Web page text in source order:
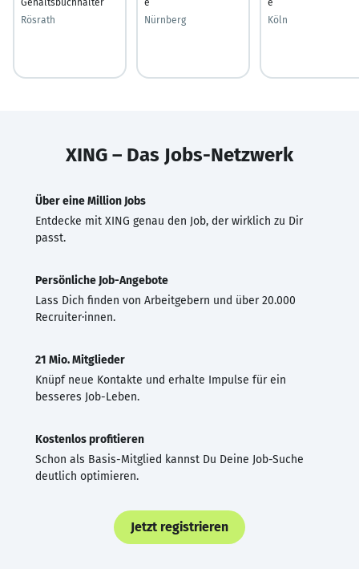
Rösrath
Nürnberg
Köln
XING – Das Jobs-Netzwerk
Über eine Million Jobs
Entdecke mit XING genau den Job, der wirklich zu Dir
passt.
Persönliche Job-Angebote
Lass Dich finden von Arbeitgebern und über 20.000
Recruiter·innen.
21 Mio. Mitglieder
Knüpf neue Kontakte und erhalte Impulse für ein
besseres Job-Leben.
Kostenlos profitieren
Schon als Basis-Mitglied kannst Du Deine Job-Suche
deutlich optimieren.
Jetzt registrieren